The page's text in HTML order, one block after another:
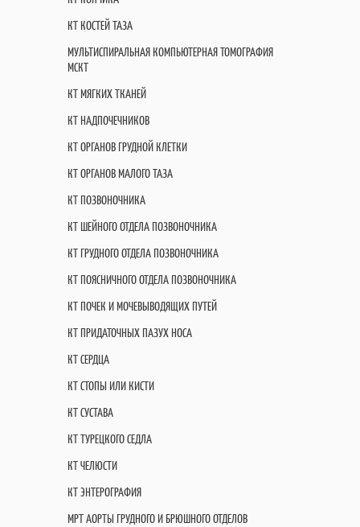
КТ КОСТЕЙ ТАЗА
МУЛЬТИСПИРАЛЬНАЯ КОМПЬЮТЕРНАЯ ТОМОГРАФИЯ
МСКТ
КТ МЯГКИХ ТКАНЕЙ
КТ НАДПОЧЕЧНИКОВ
КТ ОРГАНОВ ГРУДНОЙ КЛЕТКИ
КТ ОРГАНОВ МАЛОГО ТАЗА
КТ ПОЗВОНОЧНИКА
КТ ШЕЙНОГО ОТДЕЛА ПОЗВОНОЧНИКА
КТ ГРУДНОГО ОТДЕЛА ПОЗВОНОЧНИКА
КТ ПОЯСНИЧНОГО ОТДЕЛА ПОЗВОНОЧНИКА
КТ ПОЧЕК И МОЧЕВЫВОДЯЩИХ ПУТЕЙ
КТ ПРИДАТОЧНЫХ ПАЗУХ НОСА
КТ СЕРДЦА
КТ СТОПЫ ИЛИ КИСТИ
КТ СУСТАВА
КТ ТУРЕЦКОГО СЕДЛА
КТ ЧЕЛЮСТИ
КТ ЭНТЕРОГРАФИЯ
МРТ АОРТЫ ГРУДНОГО И БРЮШНОГО ОТДЕЛОВ